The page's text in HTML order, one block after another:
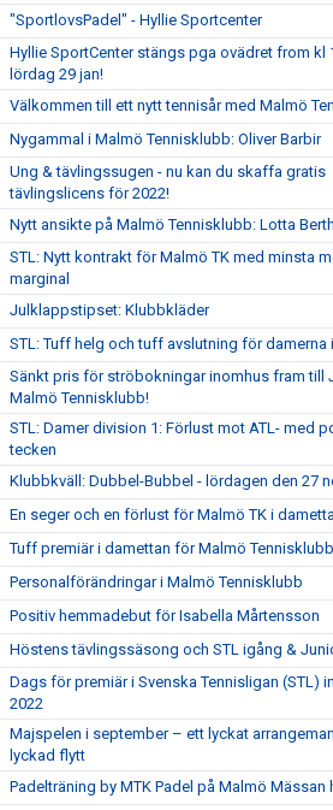
"SportlovsPadel" - Hyllie Sportcenter
Hyllie SportCenter stängs pga ovädret from kl
lördag 29 jan!
Välkommen till ett nytt tennisår med Malmö
Nygammal i Malmö Tennisklubb: Oliver Barbir
Ung & tävlingssugen - nu kan du skaffa gratis
tävlingslicens för 2022!
Nytt ansikte på Malmö Tennisklubb: Lotta
STL: Nytt kontrakt för Malmö TK med minsta
marginal
Julklappstipset: Klubbkläder
STL: Tuff helg och tuff avslutning för damerna
Sänkt pris för ströbokningar inomhus fram till
Malmö Tennisklubb!
STL: Damer division 1: Förlust mot ATL- med
tecken
Klubbkväll: Dubbel-Bubbel - lördagen den 27
En seger och en förlust för Malmö TK i
Tuff premiär i damettan för Malmö Tennisklubb
Personalförändringar i Malmö Tennisklubb
Positiv hemmadebut för Isabella Mårtensson
Höstens tävlingssäsong och STL igång &
Dags för premiär i Svenska Tennisligan (STL)
2022
Majspelen i september – ett lyckat
lyckad flytt
Padelträning by MTK Padel på Malmö Mässan